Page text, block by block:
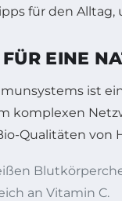
für den
EINE
ist
Qualitäten von
an Vitamin C.